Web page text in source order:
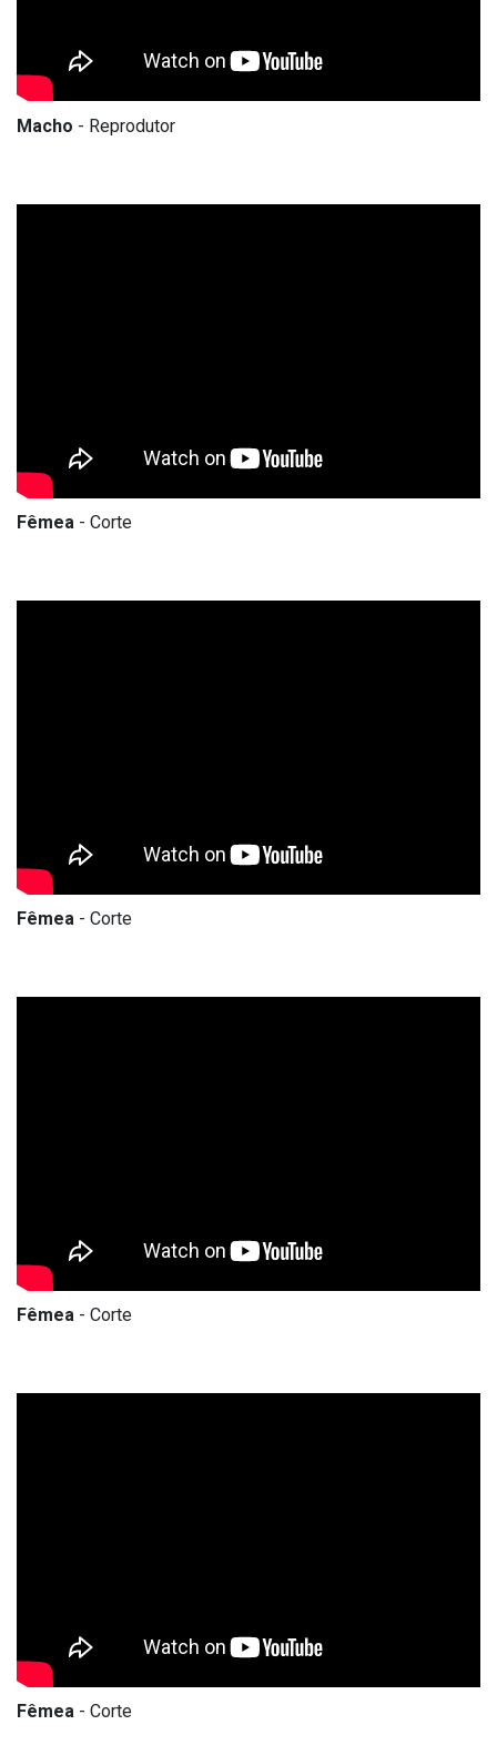
Macho - Reprodutor
Fêmea - Corte
Fêmea - Corte
Fêmea - Corte
Fêmea - Corte